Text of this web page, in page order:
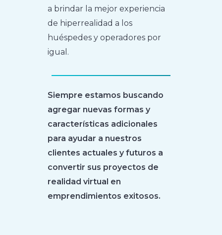
a brindar la mejor experiencia
de hiperrealidad a los
huéspedes y operadores por
igual.
Siempre estamos buscando
agregar nuevas formas y
características adicionales
para ayudar a nuestros
clientes actuales y futuros a
convertir sus proyectos de
realidad virtual en
emprendimientos exitosos.